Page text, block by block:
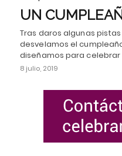
UN
Tras daros algunas
desvelamos el
diseñamos para celebrar
8 julio, 2019